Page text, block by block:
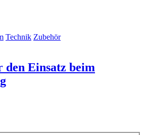
Technik Zubehör
den Einsatz beim